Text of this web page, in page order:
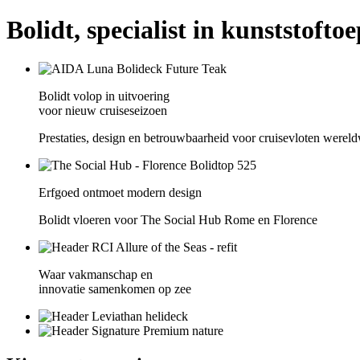
Bolidt, specialist in
Bolidt volop in uitvoering
voor nieuw cruiseseizoen
Prestaties, design en betrouwbaarheid voor cruisevloten
Erfgoed ontmoet modern design
Bolidt vloeren voor The Social Hub Rome en Florence
Waar vakmanschap en
innovatie samenkomen op zee